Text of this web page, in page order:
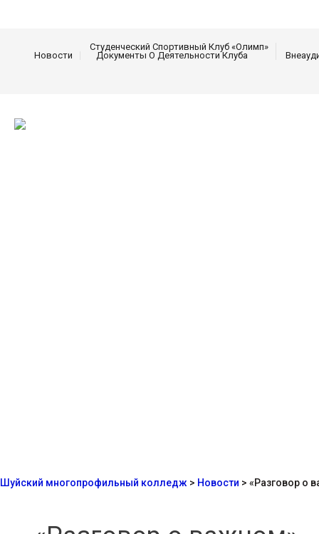
Новости
Студенческий Спортивный Клуб «Олимп»
Документы О Деятельности Клуба
Шуйский многопрофильный колледж > Новости > «Разговор о